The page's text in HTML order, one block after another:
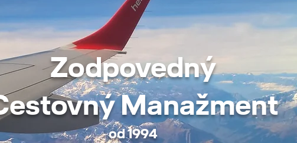
Zodpovedný
Manažment
od 1994